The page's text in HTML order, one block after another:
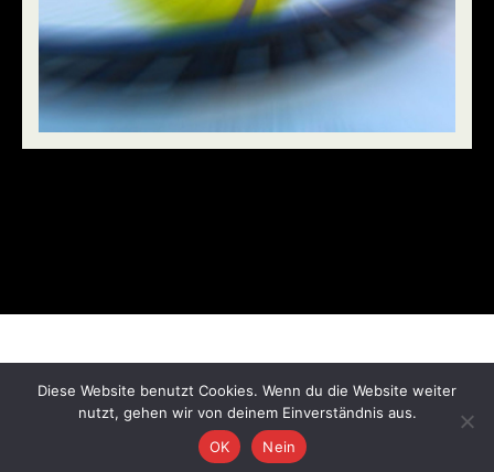
© 2026 Tennisschule Milan Gerdijan. Created for free
using WordPress andColibri
Diese Website benutzt Cookies. Wenn du die Website weiter
nutzt, gehen wir von deinem Einverständnis aus.
OK
Nein